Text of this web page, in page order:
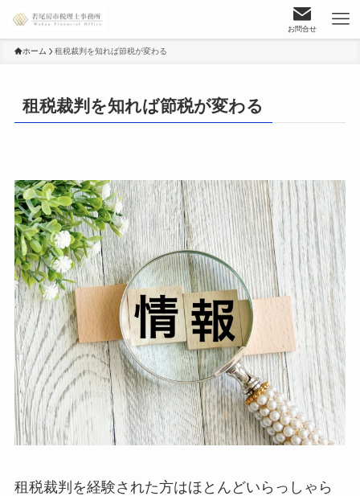
お問合せ
ホーム 租税裁判を知れば節税が変わる
租税裁判を知れば節税が変わる
租税裁判を経験された方はほとんどいらっしゃら